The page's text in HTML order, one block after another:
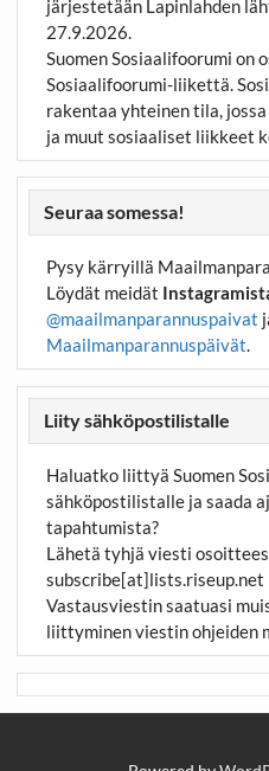
järjestetään Lapinlahden
27.9.2026.
Suomen Sosiaalifoorumi on
Sosiaalifoorumi-liikettä.
rakentaa yhteinen tila,
ja muut sosiaaliset liikkeet
Seuraa somessa!
Pysy kärryillä
Löydät meidät
@maailmanparannuspaivat
Maailmanparannuspäivät.
Liity sähköpostilistalle
Haluatko liittyä Suomen
sähköpostilistalle ja saada
tapahtumista?
Lähetä tyhjä viesti
subscribe[at]lists.riseup.net
Vastausviestin saatuasi
liittyminen viestin ohjeiden